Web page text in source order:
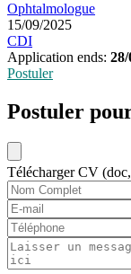
Ophtalmologue
15/09/2025
CDI
Application ends: 28/
Postuler
Postuler
Télécharger CV